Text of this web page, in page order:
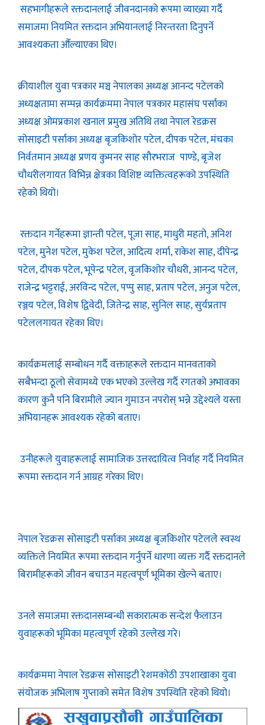
सहभागीहरूले रक्तदानलाई जीवनदानको रूपमा व्याख्या गर्दै
समाजमा नियमित रक्तदान अभियानलाई निरन्तरता दिनुपर्ने
आवश्यकता औँल्याएका थिए।
क्रीयाशील युवा पत्रकार मञ्च नेपालका अध्यक्ष आनन्द पटेलको
अध्यक्षतामा सम्पन्न कार्यक्रममा नेपाल पत्रकार महासंघ पर्साका
अध्यक्ष ओमप्रकाश खनाल प्रमुख अतिथि तथा नेपाल रेडक्रस
सोसाइटी पर्साका अध्यक्ष बृजकिशोर पटेल, दीपक पटेल, मंचका
निर्वतमान अध्यक्ष प्रणय कुमनर साह साैरभराज पाण्डे, बृजेश
चौधरीलगायत विभिन्न क्षेत्रका विशिष्ट व्यक्तित्वहरूको उपस्थिति
रहेको थियो।
रक्तदान गर्नेहरूमा ज्ञान्ती पटेल, पूजा साह, माधुरी महतो, अनिश
पटेल, मुनेश पटेल, मुकेश पटेल, आदित्य शर्मा, राकेश साह, दीपेन्द्र
पटेल, दीपक पटेल, भूपेन्द्र पटेल, वृजकिशोर चौधरी, आनन्द पटेल,
राजेन्द्र भट्टराई, अरविन्द पटेल, पप्पु साह, प्रताप पटेल, अनुज पटेल,
रञ्जय पटेल, विशेष द्विवेदी, जितेन्द्र साह, सुनिल साह, सुर्यप्रताप
पटेललगायत रहेका थिए।
कार्यक्रमलाई सम्बोधन गर्दै वक्ताहरूले रक्तदान मानवताको
सबैभन्दा ठूलो सेवामध्ये एक भएको उल्लेख गर्दै रगतको अभावका
कारण कुनै पनि बिरामीले ज्यान गुमाउन नपरोस् भन्ने उद्देश्यले यस्ता
अभियानहरू आवश्यक रहेको बताए।
उनीहरूले युवाहरूलाई सामाजिक उत्तरदायित्व निर्वाह गर्दै नियमित
रूपमा रक्तदान गर्न आग्रह गरेका थिए।
नेपाल रेडक्रस सोसाइटी पर्साका अध्यक्ष बृजकिशोर पटेलले स्वस्थ
व्यक्तिले नियमित रूपमा रक्तदान गर्नुपर्ने धारणा व्यक्त गर्दै रक्तदानले
बिरामीहरूको जीवन बचाउन महत्वपूर्ण भूमिका खेल्ने बताए।
उनले समाजमा रक्तदानसम्बन्धी सकारात्मक सन्देश फैलाउन
युवाहरूको भूमिका महत्वपूर्ण रहेको उल्लेख गरे।
कार्यक्रममा नेपाल रेडक्रस सोसाइटी रेशमकोठी उपशाखाका युवा
संयोजक अभिलाष गुप्ताको समेत विशेष उपस्थिति रहेको थियो।